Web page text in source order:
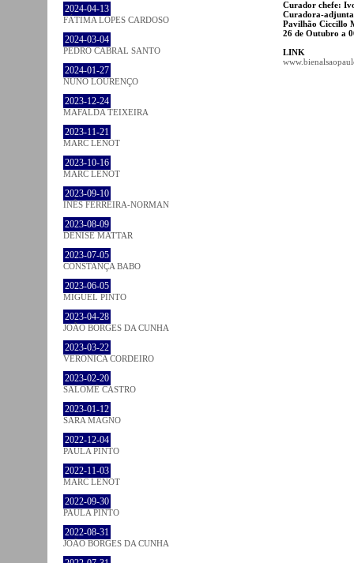
2024-04-13
FÁTIMA LOPES CARDOSO
2024-03-04
PEDRO CABRAL SANTO
2024-01-27
NUNO LOURENÇO
2023-12-24
MAFALDA TEIXEIRA
2023-11-21
MARC LENOT
2023-10-16
MARC LENOT
2023-09-10
INÊS FERREIRA-NORMAN
2023-08-09
DENISE MATTAR
2023-07-05
CONSTANÇA BABO
2023-06-05
MIGUEL PINTO
2023-04-28
JOÃO BORGES DA CUNHA
2023-03-22
VERONICA CORDEIRO
2023-02-20
SALOMÉ CASTRO
2023-01-12
SARA MAGNO
2022-12-04
PAULA PINTO
2022-11-03
MARC LENOT
2022-09-30
PAULA PINTO
2022-08-31
JOÃO BORGES DA CUNHA
Curador chefe:
Curadora-
Pavilhão Ciccillo
26 de Outubro a
LINK